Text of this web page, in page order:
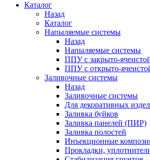
Каталог
Назад
Каталог
Напыляемые системы
Назад
Напыляемые системы
ППУ с закрыто-
ППУ с открыто-
Заливочные системы
Назад
Заливочные системы
Для декоративных
Заливка буйков
Заливка панелей (ПИР)
Заливка полостей
Инъекционные
Прокладки,